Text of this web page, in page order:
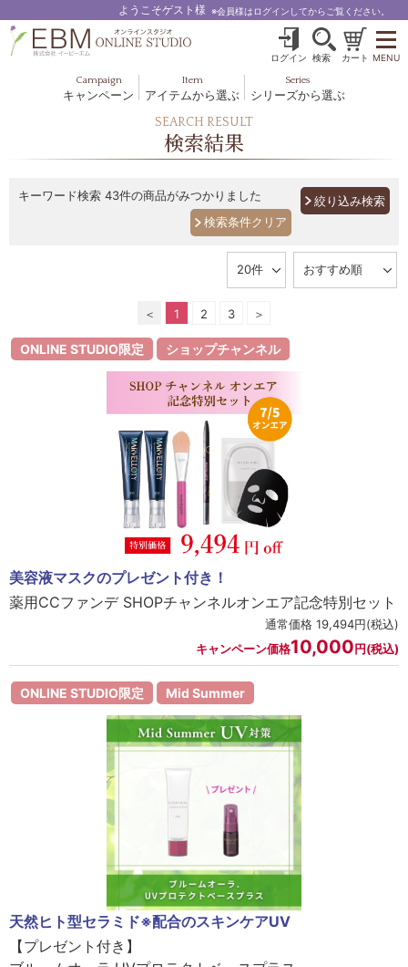
ようこそゲスト様 ※会員様はログインしてからご覧ください。
ログイン 検索 カート
Campaign
キャンペーン
Item
アイテムから選ぶ
ボディケア
健美食品
Series
シリーズから選ぶ
ブルームオーラ.
ルナゾーム
フェミリカ
マザーズエンブレイス
SAVC
ラボライン
ローズガルヴァーニ
アールジー
ミライワ
E.E
ヘアラスター
マーヴェラティ
太古の記憶
セロトニン
スカイズグレース
野の花グッズ
スキンケアチケット
MENU
SEARCH RESULT
検索結果
キーワード検索 43件の商品がみつかりました 絞り込み検索
＜ 1 2 3 ＞
ONLINE STUDIO限定 ショップチャンネル
美容液マスクのプレゼント付き！
薬用CCファンデ SHOPチャンネルオンエア記念特別セット
通常価格 19,494円(税込)
キャンペーン価格10,000円(税込)
ONLINE STUDIO限定 Mid Summer
天然ヒト型セラミド※配合のスキンケアUV
【プレゼント付き】